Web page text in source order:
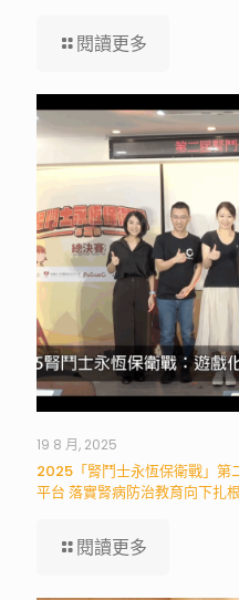
閱讀更多
19 8 月, 2025
2025「腎鬥士永恆保衛戰」第
平台 落實腎病防治教育向下扎根
閱讀更多